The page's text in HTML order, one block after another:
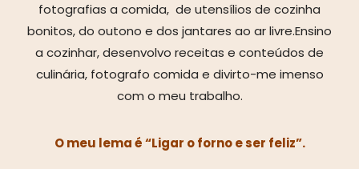
fotografias a comida, de utensílios de cozinha
bonitos, do outono e dos jantares ao ar livre.Ensino
a cozinhar, desenvolvo receitas e conteúdos de
culinária, fotografo comida e divirto-me imenso
com o meu trabalho.
O meu lema é “Ligar o forno e ser feliz”.